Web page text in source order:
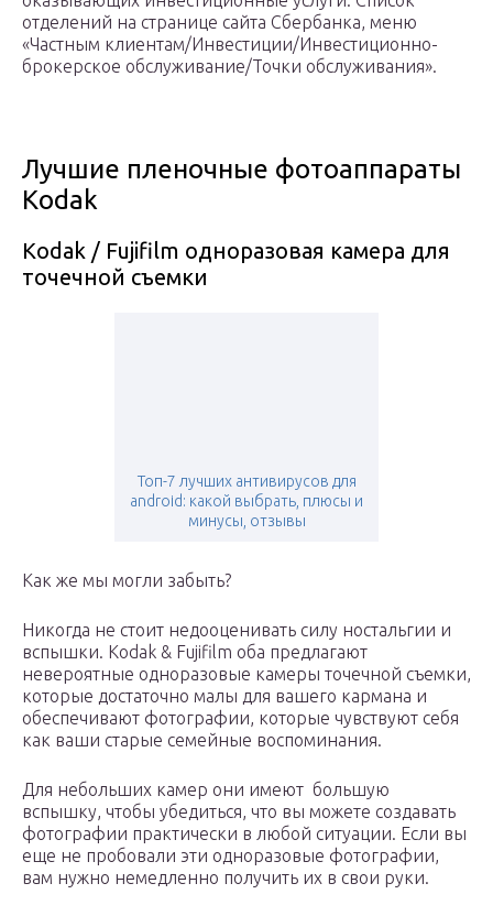
отделений на странице сайта Сбербанка, меню
«Частным клиентам/Инвестиции/Инвестиционно-
брокерское обслуживание/Точки обслуживания».
Лучшие пленочные фотоаппараты
Кodak
Kodak / Fujifilm одноразовая камера для
точечной съемки
Топ-7 лучших антивирусов для
android: какой выбрать, плюсы и
минусы, отзывы
Как же мы могли забыть?
Никогда не стоит недооценивать силу ностальгии и
вспышки. Kodak & Fujifilm оба предлагают
невероятные одноразовые камеры точечной съемки,
которые достаточно малы для вашего кармана и
обеспечивают фотографии, которые чувствуют себя
как ваши старые семейные воспоминания.
Для небольших камер они имеют большую
вспышку, чтобы убедиться, что вы можете создавать
фотографии практически в любой ситуации. Если вы
еще не пробовали эти одноразовые фотографии,
вам нужно немедленно получить их в свои руки.